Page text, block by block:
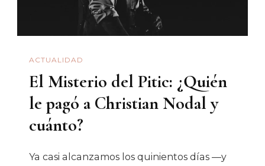
ACTUALIDAD
El Misterio del Pitic: ¿Quién
le pagó a Christian Nodal y
cuánto?
Ya casi alcanzamos los quinientos días —y